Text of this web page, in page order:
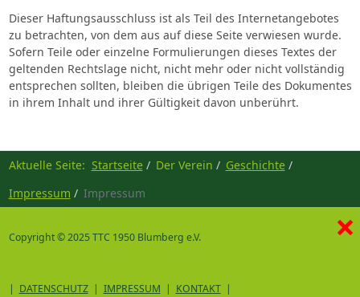
Dieser Haftungsausschluss ist als Teil des Internetangebotes
zu betrachten, von dem aus auf diese Seite verwiesen wurde.
Sofern Teile oder einzelne Formulierungen dieses Textes der
geltenden Rechtslage nicht, nicht mehr oder nicht vollständig
entsprechen sollten, bleiben die übrigen Teile des Dokumentes
in ihrem Inhalt und ihrer Gültigkeit davon unberührt.
Aktuelle Seite: Startseite Der Verein
Geschichte
Impressum
Impressum
Copyright © 2025 TTC 1950 Blumberg e.V.
| DATENSCHUTZ| IMPRESSUM | KONTAKT|
×